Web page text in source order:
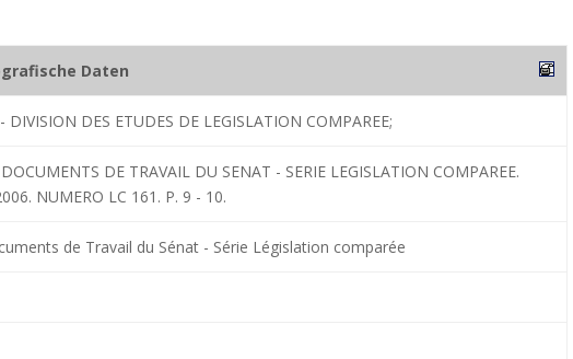
Daten
DIVISION DES ETUDES DE LEGISLATION COMPAREE;
DE TRAVAIL DU SENAT - SERIE LEGISLATION COMPAREE.
NUMERO LC 161. P. 9 - 10.
de Travail du Sénat - Série Législation comparée